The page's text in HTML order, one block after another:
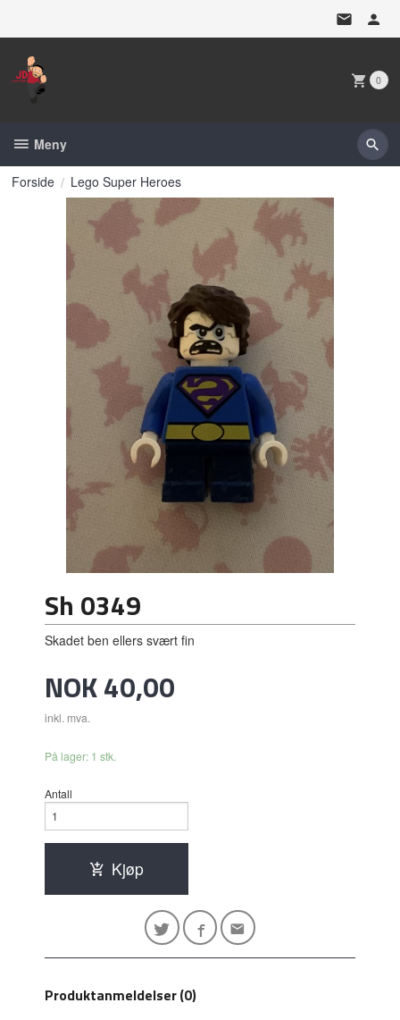
0
Meny
Forside Lego Super Heroes
Sh 0349
Skadet ben ellers svært fin
Pris
NOK40,00
inkl. mva.
På lager: 1 stk.
Antall
Kjøp
Produktanmeldelser (0)